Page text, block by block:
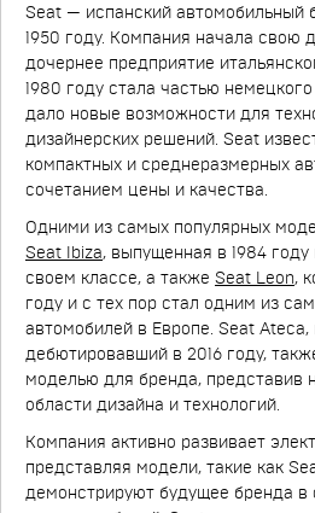
Seat — испанский автомобильный
1950 году. Компания начала свою
дочернее предприятие
1980 году стала частью
дало новые возможности для
дизайнерских решений. Seat
компактных и среднеразмерных
сочетанием цены и качества.
Одними из самых популярных
Seat Ibiza, выпущенная в 1984
своем классе, а также Seat Leon,
году и с тех пор стал одним из
автомобилей в Европе. Seat Ateca,
дебютировавший в 2016 году,
моделью для бренда, представив
области дизайна и технологий.
Компания активно развивает
представляя модели, такие как
демонстрируют будущее бренда в